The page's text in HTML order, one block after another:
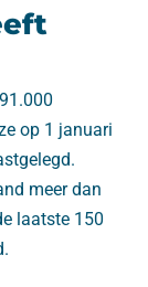
op 1 januari
meer dan
laatste 150